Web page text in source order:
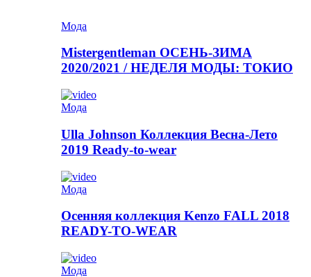
Мода
Mistergentleman ОСЕНЬ-ЗИМА
2020/2021 / НЕДЕЛЯ МОДЫ: ТОКИО
Мода
Ulla Johnson Коллекция Весна-Лето
2019 Ready-to-wear
Мода
Осенняя коллекция Kenzo FALL 2018
READY-TO-WEAR
Мода